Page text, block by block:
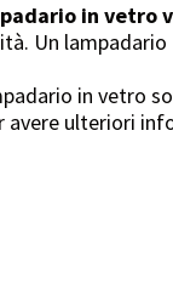
in vetro
Un
in vetro
ulteriori